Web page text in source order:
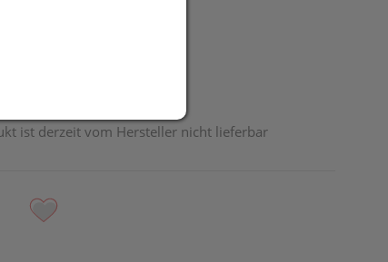
ist derzeit vom Hersteller nicht lieferbar